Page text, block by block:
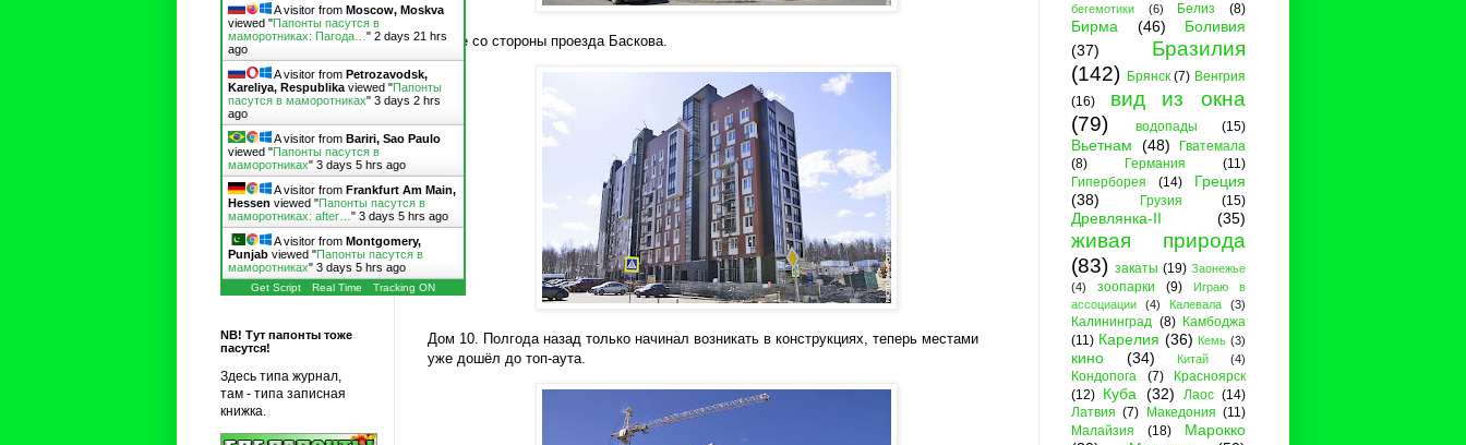
Он же со стороны проезда Баскова.
Дом 10. Полгода назад только начинал возникать в конструкциях, теперь местами
уже дошёл до топ-аута.
A visitor from Moscow, Moskva
viewed "Папонты пасутся в
маморотниках: Пагода… " 2 days 21 hrs
ago
A visitor from Petrozavodsk,
Kareliya, Respublika viewed "Папонты
пасутся в маморотниках" 3 days 2 hrs
ago
A visitor from Bariri, Sao Paulo
viewed "Папонты пасутся в
маморотниках" 3 days 5 hrs ago
A visitor from Frankfurt Am Main,
Hessen viewed "Папонты пасутся в
маморотниках: after… " 3 days 5 hrs ago
A visitor from Montgomery,
Punjab viewed "Папонты пасутся в
маморотниках" 3 days 5 hrs ago
Get Script Real Time Tracking ON
NB! Тут папонты тоже
пасутся!
Здесь типа журнал,
там - типа записная
книжка.
бегемотики (6) Белиз (8)
Бирма (46)
Боливия
(37)
Бразилия
(142) Брянск (7) Венгрия
(16)
вид из окна
(79)
водопады (15)
Вьетнам (48)
Гватемала
(8)
Германия
(11)
Гиперборея
(14)
Греция
(38)
Грузия (15)
Древлянка-II (35)
живая природа
(83) закаты (19) Заонежье
(4)
зоопарки (9)
Играю в
ассоциации
(4) Калевала (3)
Калининград (8)
Камбоджа
(11) Карелия (36) Кемь (3)
кино (34) Китай (4)
Кондопога (7)
Красноярск
(12) Куба (32) Лаос (14)
Латвия (7) Македония (11)
Малайзия
(18)
Марокко